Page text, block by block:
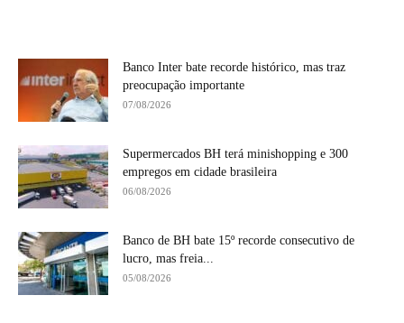
Banco Inter bate recorde histórico, mas traz
preocupação importante
07/08/2026
Supermercados BH terá minishopping e 300
empregos em cidade brasileira
06/08/2026
Banco de BH bate 15º recorde consecutivo de
lucro, mas freia...
05/08/2026